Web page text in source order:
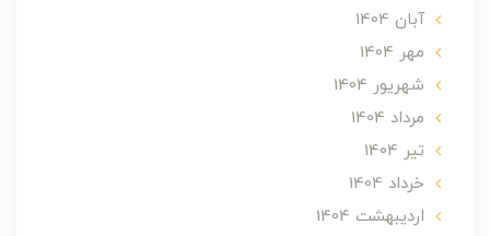
آبان 1404
مهر 1404
شهریور 1404
مرداد 1404
تير 1404
خرداد 1404
ارديبهشت 1404